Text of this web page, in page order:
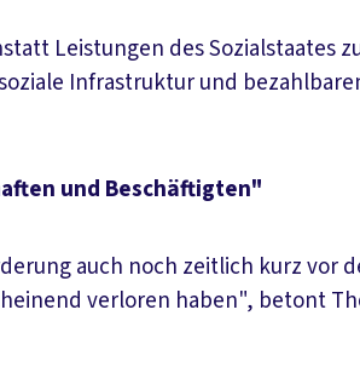
Leistungen des Sozialstaates
Infrastruktur und
und Beschäftigten"
auch noch zeitlich kurz vor
verloren haben", betont